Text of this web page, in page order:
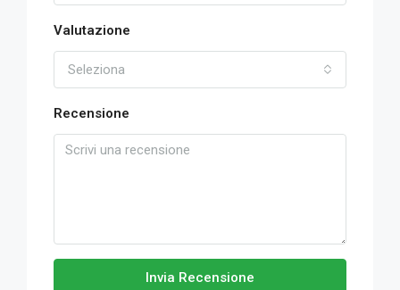
Valutazione
Seleziona
Recensione
Invia Recensione